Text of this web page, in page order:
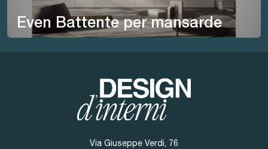
Even Battente per mansarde
Via Giuseppe Verdi, 76